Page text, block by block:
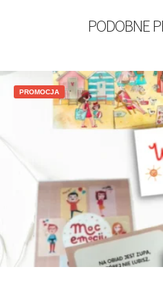
PODOBNE
PROMOCJA